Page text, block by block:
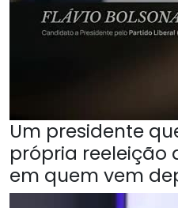
Um presidente
própria reeleição
em quem vem